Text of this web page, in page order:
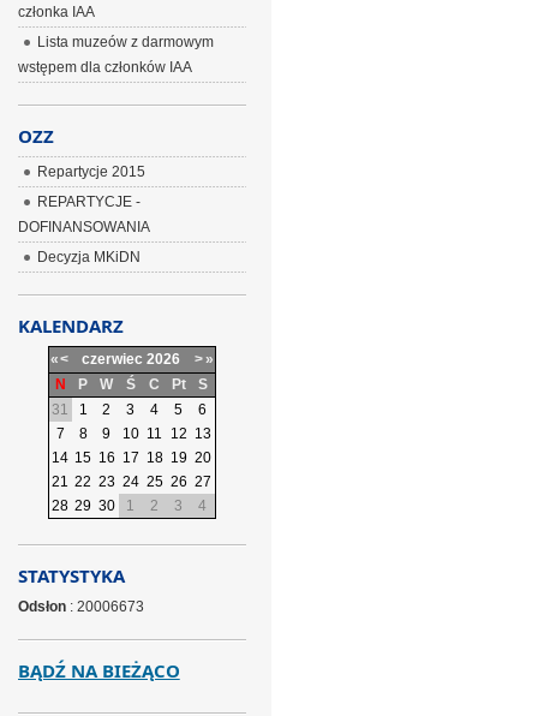
członka IAA
Lista muzeów z darmowym
wstępem dla członków IAA
OZZ
Repartycje 2015
REPARTYCJE -
DOFINANSOWANIA
Decyzja MKiDN
KALENDARZ
«< czerwiec 2026 >»
N
P W Ś C Pt
S
31
1 2 3 4 5
6
7
8 9 10 11 12 13
14 15 16 17 18 19 20
21 22 23 24 25 26 27
28 29 30 1 2 3 4
STATYSTYKA
Odsłon: 20006673
BĄDŹ NA BIEŻĄCO